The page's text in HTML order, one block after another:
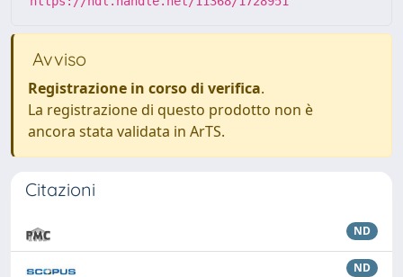
Avviso
Registrazione in corso di verifica.
La registrazione di questo prodotto non è
ancora stata validata in ArTS.
Citazioni
ND
ND